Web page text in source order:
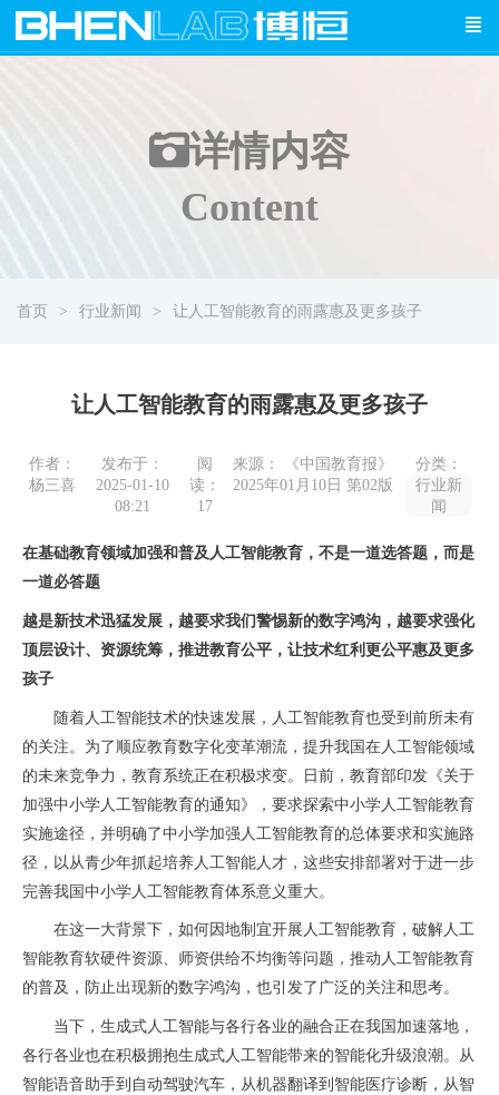
详情内容
Content
首页 行业新闻 让人工智能教育的雨露惠及更多孩子
让人工智能教育的雨露惠及更多孩子
作者：
杨三喜
发布于：
2025-01-10
08:21
阅
读：
17
来源： 《中国教育报》
2025年01月10日 第02版
分类：
行业新
闻
在基础教育领域加强和普及人工智能教育，不是一道选答题，而是
一道必答题
越是新技术迅猛发展，越要求我们警惕新的数字鸿沟，越要求强化
顶层设计、资源统筹，推进教育公平，让技术红利更公平惠及更多
孩子
随着人工智能技术的快速发展，人工智能教育也受到前所未有
的关注。为了顺应教育数字化变革潮流，提升我国在人工智能领域
的未来竞争力，教育系统正在积极求变。日前，教育部印发《关于
加强中小学人工智能教育的通知》，要求探索中小学人工智能教育
实施途径，并明确了中小学加强人工智能教育的总体要求和实施路
径，以从青少年抓起培养人工智能人才，这些安排部署对于进一步
完善我国中小学人工智能教育体系意义重大。
在这一大背景下，如何因地制宜开展人工智能教育，破解人工
智能教育软硬件资源、师资供给不均衡等问题，推动人工智能教育
的普及，防止出现新的数字鸿沟，也引发了广泛的关注和思考。
当下，生成式人工智能与各行各业的融合正在我国加速落地，
各行各业也在积极拥抱生成式人工智能带来的智能化升级浪潮。从
智能语音助手到自动驾驶汽车，从机器翻译到智能医疗诊断，从智